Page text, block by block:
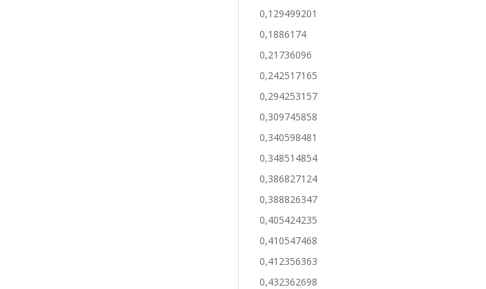
0,129499201
0,1886174
0,21736096
0,242517165
0,294253157
0,309745858
0,340598481
0,348514854
0,386827124
0,388826347
0,405424235
0,410547468
0,412356363
0,432362698